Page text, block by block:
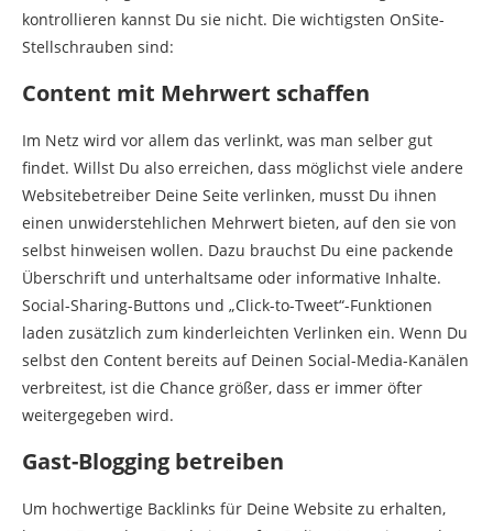
kontrollieren kannst Du sie nicht. Die wichtigsten OnSite-
Stellschrauben sind:
Content mit Mehrwert schaffen
Im Netz wird vor allem das verlinkt, was man selber gut
findet. Willst Du also erreichen, dass möglichst viele andere
Websitebetreiber Deine Seite verlinken, musst Du ihnen
einen unwiderstehlichen Mehrwert bieten, auf den sie von
selbst hinweisen wollen. Dazu brauchst Du eine packende
Überschrift und unterhaltsame oder informative Inhalte.
Social-Sharing-Buttons und „Click-to-Tweet“-Funktionen
laden zusätzlich zum kinderleichten Verlinken ein. Wenn Du
selbst den Content bereits auf Deinen Social-Media-Kanälen
verbreitest, ist die Chance größer, dass er immer öfter
weitergegeben wird.
Gast-Blogging betreiben
Um hochwertige Backlinks für Deine Website zu erhalten,